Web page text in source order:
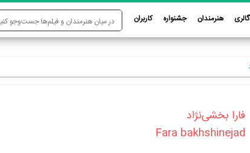
گالری هنرمندان جشنواره کاربران
‏فارا بخشی‌نژاد‏
Fara bakhshinejad